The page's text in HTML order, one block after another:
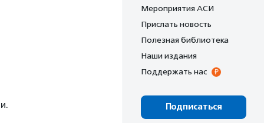
Мероприятия АСИ
Прислать новость
Полезная библиотека
Наши издания
Поддержать нас
Подписаться